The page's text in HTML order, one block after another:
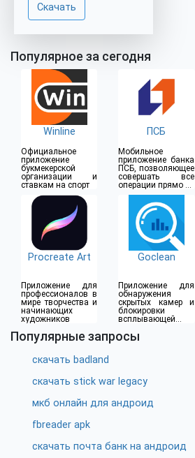
Скачать
Популярное за сегодня
Winline
Официальное
приложение
букмекерской
организации и
ставкам на спорт
ПСБ
Мобильное
приложение банка
ПСБ, позволяющее
совершать все
операции прямо из
дома
Procreate Art
Приложение для
профессионалов в
мире творчества и
начинающих
художников
Goclean
Приложение для
обнаружения
скрытых камер и
блокировки
всплывающей
Популярные запросы
скачать badland
скачать stick war legacy
мкб онлайн для андроид
fbreader apk
скачать почта банк на андроид